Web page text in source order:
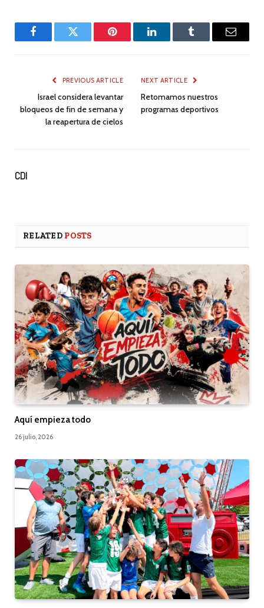
FacebookTwitter Pinterest LinkedInTumblr Email
PREVIOUS ARTICLE
Israel considera levantar
bloqueos de fin de semana y
la reapertura de cielos
NEXT ARTICLE
Retomamos nuestros
programas deportivos
CDI
RELATED POSTS
Aquí empieza todo
26 julio, 2026